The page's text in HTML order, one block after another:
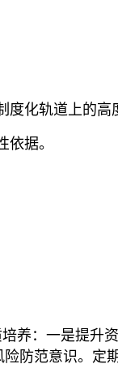
化轨道上的高
据。
养：一是提升
防范意识。定